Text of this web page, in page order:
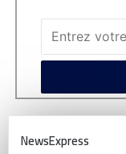
NewsExpress